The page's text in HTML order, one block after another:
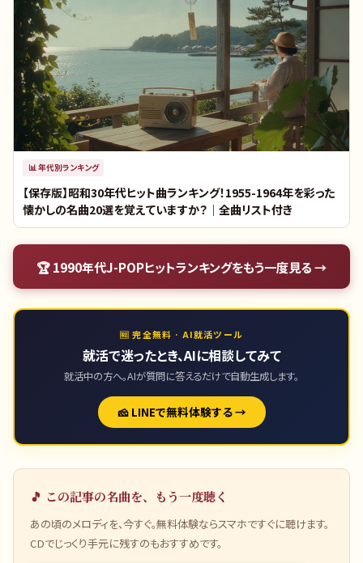
📊年代別ランキング
【保存版】昭和30年代ヒット曲ランキング！1955-1964年を彩った
懐かしの名曲20選を覚えていますか？｜全曲リスト付き
🏆1990年代J-POPヒットランキングをもう一度見る →
🆓 完全無料 · AI就活ツール
就活で迷ったとき、AIに相談してみて
就活中の方へ。AIが質問に答えるだけで自動生成します。
🧀 LINEで無料体験する →
🎵 この記事の名曲を、もう一度聴く
あの頃のメロディを、今すぐ。無料体験ならスマホですぐに聴けます。
CDでじっくり手元に残すのもおすすめです。